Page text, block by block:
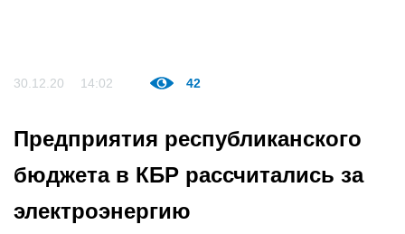
30.12.20 14:02 42
Предприятия республиканского
бюджета в КБР рассчитались за
электроэнергию